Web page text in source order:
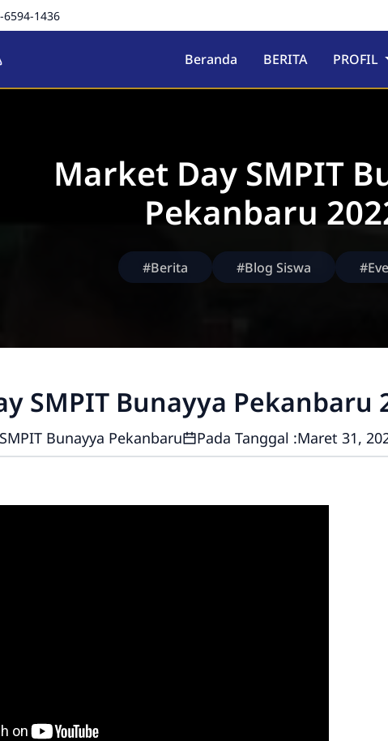
6594-1436
Beranda BERITA PROFIL
Market Day SMPIT
Pekanbaru
#Berita #Blog Siswa
SMPIT Bunayya Pekanbaru
SMPIT Bunayya Pekanbaru Pada Tanggal :Maret 31,